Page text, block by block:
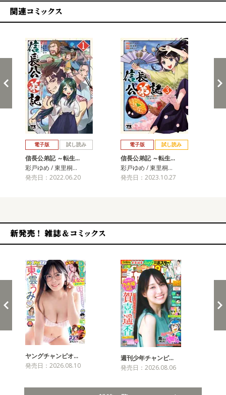
電子版 試し読み
信長公弟記 ～転生…
彩戸ゆめ / 東里桐…
発売日：2022.06.20
電子版 試し読み
信長公弟記 ～転生…
彩戸ゆめ / 東里桐…
発売日：2023.10.27
ヤングチャンピオ…
発売日：2026.08.10
週刊少年チャンピ…
発売日：2026.08.06